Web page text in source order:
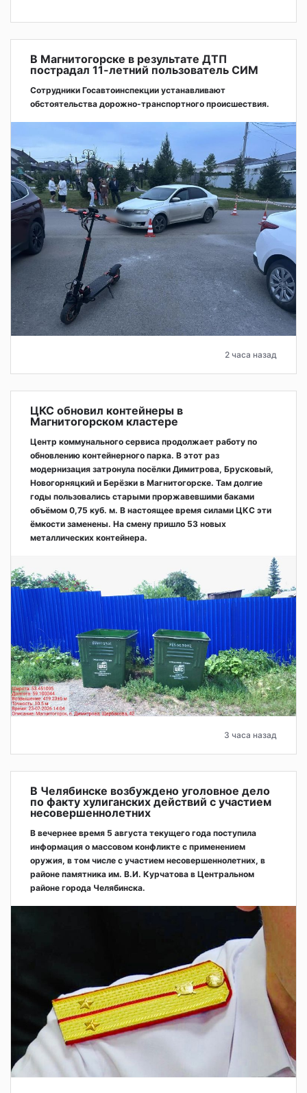
В Магнитогорске в результате ДТП
пострадал 11-летний пользователь СИМ
Сотрудники Госавтоинспекции устанавливают
обстоятельства дорожно-транспортного происшествия.
2 часа назад
ЦКС обновил контейнеры в
Магнитогорском кластере
Центр коммунального сервиса продолжает работу по
обновлению контейнерного парка. В этот раз
модернизация затронула посёлки Димитрова, Брусковый,
Новогорняцкий и Берёзки в Магнитогорске. Там долгие
годы пользовались старыми проржавевшими баками
объёмом 0,75 куб. м. В настоящее время силами ЦКС эти
ёмкости заменены. На смену пришло 53 новых
металлических контейнера.
3 часа назад
В Челябинске возбуждено уголовное дело
по факту хулиганских действий с участием
несовершеннолетних
В вечернее время 5 августа текущего года поступила
информация о массовом конфликте с применением
оружия, в том числе с участием несовершеннолетних, в
районе памятника им. В.И. Курчатова в Центральном
районе города Челябинска.